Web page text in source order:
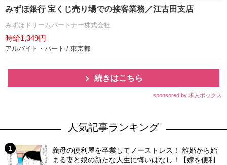
みずほ銀行 宝くじ売り場での接客業務／江古田支店
みずほドリームパートナー株式会社
時給1,349円
アルバイト・パート / 東京都
続きはこちら
sponsored by 求人ボックス
人気記事ランキング
義母の便利屋を卒業してノーストレス！ 離婚から始
まる妻と娘の新たな人生に悔いはなし！【嫁を便利